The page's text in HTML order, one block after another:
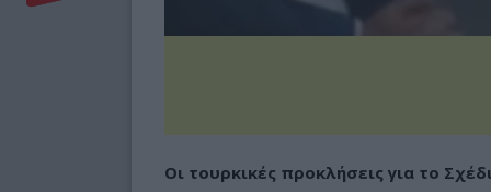
Οι τουρκικές προκλήσεις για το